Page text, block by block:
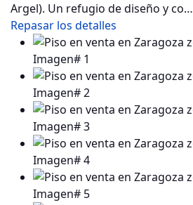
Argel). Un refugio de diseño y co…
Repasar los detalles